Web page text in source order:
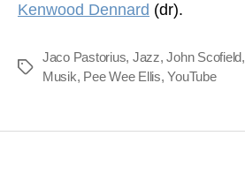
Kenwood Dennard (dr).
Schlagwörter
Jaco Pastorius, Jazz,John Scofield,
Musik, Pee Wee Ellis,YouTube